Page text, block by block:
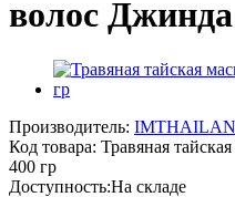
волос
Производитель:
Код товара: Травяная
400 гр
Доступность:На складе